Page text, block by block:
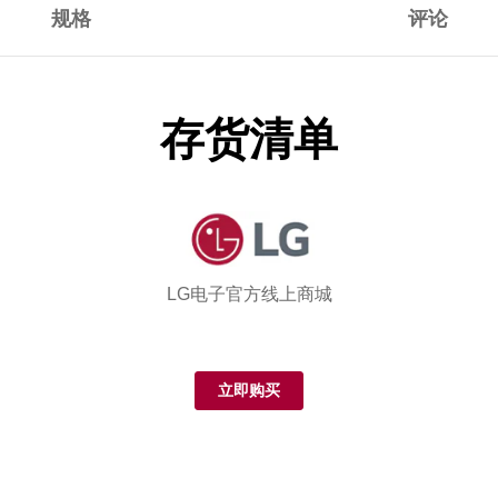
规格 评论
存货清单
LG电子官方线上商城
立即购买